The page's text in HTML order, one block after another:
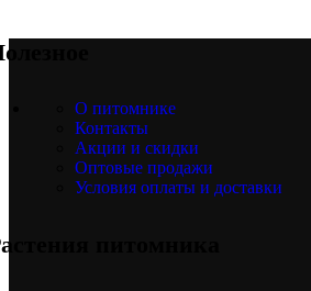
О питомнике
Контакты
Акции и скидки
Оптовые продажи
Условия оплаты и доставки
питомника